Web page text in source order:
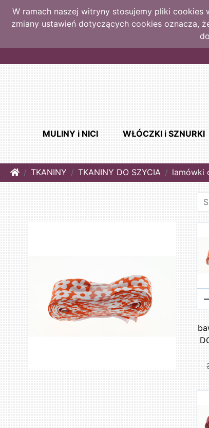
W ramach naszej witryny stosujemy pliki
zmiany ustawień dotyczących cookies oznacza,
MULINY i NICI WŁÓCZKI i SZNURKI
HomeTKANINY TKANINY DO SZYCIA lamówki